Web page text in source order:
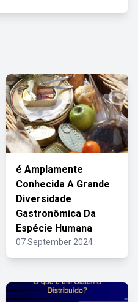
é Amplamente
Conhecida A Grande
Diversidade
Gastronômica Da
Espécie Humana
07 September 2024